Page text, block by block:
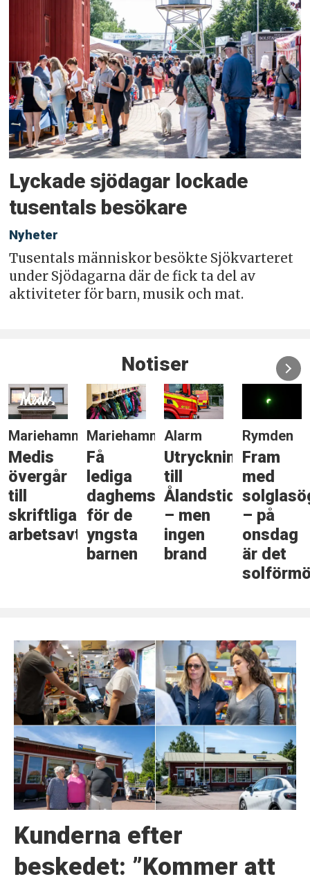
Lyckade sjödagar lockade
tusentals besökare
Nyheter
Tusentals människor besökte Sjökvarteret
under Sjödagarna där de fick ta del av
aktiviteter för barn, musik och mat.
Notiser
Mariehamn
Medis
övergår
till
skriftliga
arbetsavtal
Mariehamn
Få
lediga
daghemsplatser
för de
yngsta
barnen
Alarm
Utryckning
till
Ålandstidningen
– men
ingen
brand
Rymden
Fram
med
– på
onsdag
är det
Kunderna efter
beskedet: ”Kommer att